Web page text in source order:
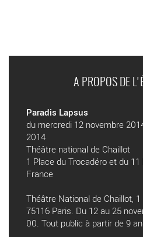
A PROPOS DE
Paradis Lapsus
du mercredi 12 novembre
2014
Théâtre national de Chaillot
1 Place du Trocadéro et du
France
Théâtre National de Chaillot,
75116 Paris. Du 12 au 25
00. Tout public à partir de 9